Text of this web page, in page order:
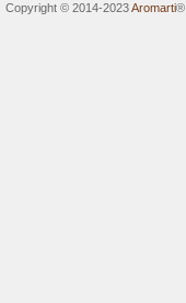
Copyright © 2014-2023Aromarti®